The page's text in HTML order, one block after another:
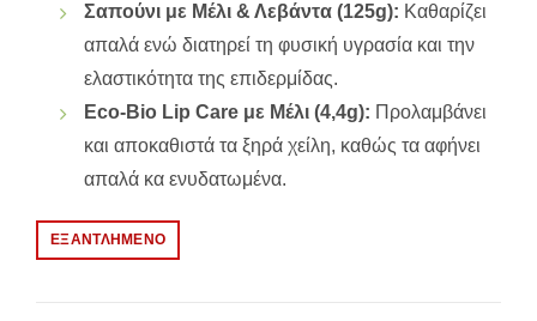
Σαπούνι με Μέλι & Λεβάντα (125g): Kαθαρίζει
απαλά ενώ διατηρεί τη φυσική υγρασία και την
ελαστικότητα της επιδερμίδας.
Eco-Bio Lip Care με Μέλι (4,4g): Προλαμβάνει
και αποκαθιστά τα ξηρά χείλη, καθώς τα αφήνει
απαλά κα ενυδατωμένα.
ΕΞΑΝΤΛΗΜΈΝΟ